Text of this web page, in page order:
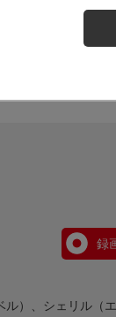
録
）、シェリル（